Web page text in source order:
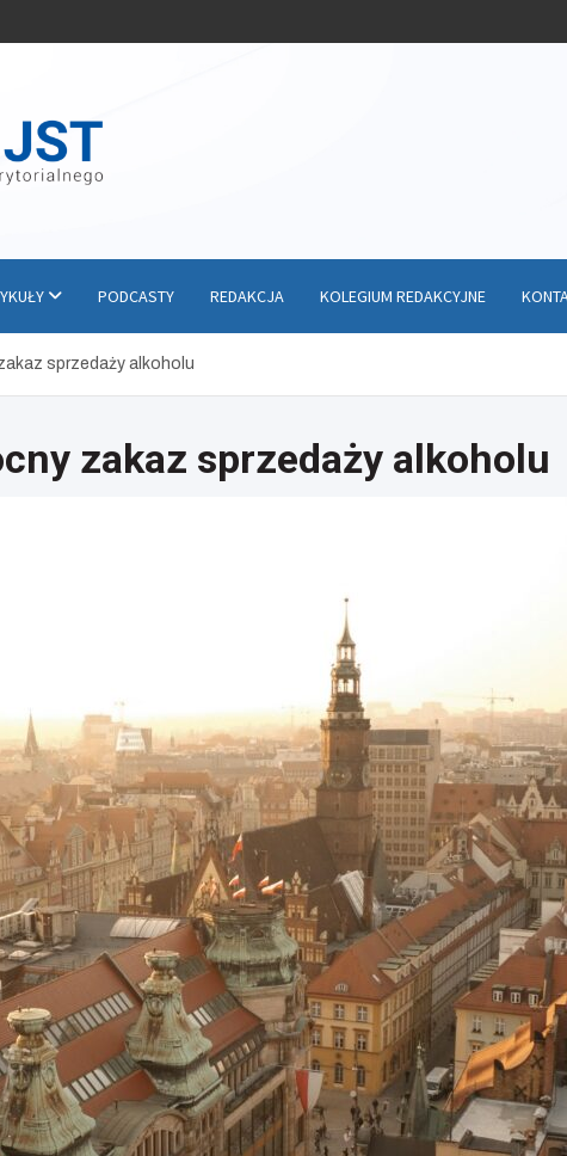
PODCASTY REDAKCJA KOLEGIUM REDAKCYJNE
sprzedaży alkoholu
zakaz sprzedaży alkoholu